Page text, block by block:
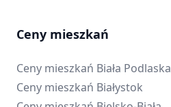
Ceny mieszkań
Ceny mieszkań Biała Podlaska
Ceny mieszkań Białystok